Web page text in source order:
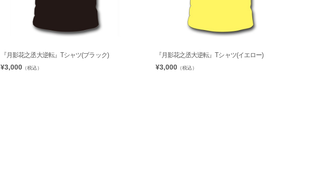
『月影花之丞大逆転』Tシャツ(ブラック)
¥3,000 （税込）
『月影花之丞大逆転』Tシャツ(イエロー)
¥3,000（税込）